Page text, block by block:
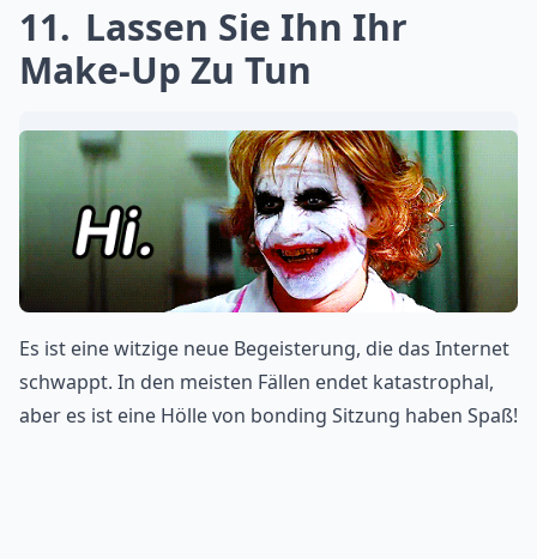
11
Lassen Sie Ihn Ihr
Make-Up Zu Tun
Es ist eine witzige neue Begeisterung, die das Internet
schwappt. In den meisten Fällen endet katastrophal,
aber es ist eine Hölle von bonding Sitzung haben Spaß!